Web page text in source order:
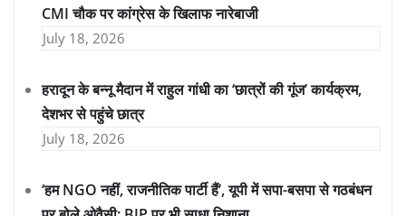
CMI चौक पर कांग्रेस के खिलाफ नारेबाजी
July 18, 2026
हरादून के बन्नू मैदान में राहुल गांधी का ‘छात्रों की गूंज’ कार्यक्रम,
देशभर से पहुंचे छात्र
July 18, 2026
‘हम NGO नहीं, राजनीतिक पार्टी हैं’, यूपी में सपा-बसपा से गठबंधन